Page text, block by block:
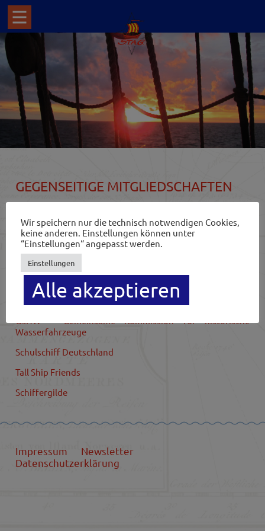
GEGENSEITIGE MITGLIEDSCHAFTEN
Hier eine Liste an Vereinen, dessen Mitgliedschaft wir
schätzen und den Zweck des Vereins unterstützen
möchten!
Nautischer Verein Bremerhaven
Trans Ocean
GSHW – Gemeinsame Kommission für historische
Wasserfahrzeuge
Schulschiff Deutschland
Tall Ship Friends
Schiffergilde
Impressum
Newsletter
Datenschutzerklärung
Wir speichern nur die technisch notwendigen Cookies,
keine anderen. Einstellungen können unter
“Einstellungen“ angepasst werden.
Einstellungen
Alle akzeptieren